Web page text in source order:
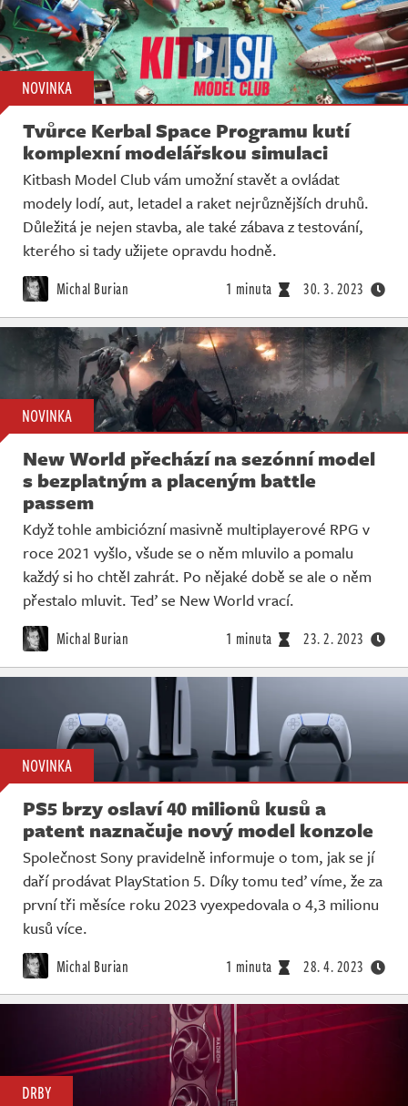
NOVINKA
Tvůrce Kerbal Space Programu kutí
komplexní modelářskou simulaci
Kitbash Model Club vám umožní stavět a ovládat
modely lodí, aut, letadel a raket nejrůznějších druhů.
Důležitá je nejen stavba, ale také zábava z testování,
kterého si tady užijete opravdu hodně.
Michal Burian 1 minuta 30. 3. 2023
NOVINKA
New World přechází na sezónní model
s bezplatným a placeným battle
passem
Když tohle ambiciózní masivně multiplayerové RPG v
roce 2021 vyšlo, všude se o něm mluvilo a pomalu
každý si ho chtěl zahrát. Po nějaké době se ale o něm
přestalo mluvit. Teď se New World vrací.
Michal Burian 1 minuta 23. 2. 2023
NOVINKA
PS5 brzy oslaví 40 milionů kusů a
patent naznačuje nový model konzole
Společnost Sony pravidelně informuje o tom, jak se jí
daří prodávat PlayStation 5. Díky tomu teď víme, že za
první tři měsíce roku 2023 vyexpedovala o 4,3 milionu
kusů více.
Michal Burian 1 minuta 28. 4. 2023
DRBY